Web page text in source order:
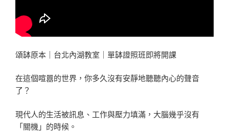
頌缽原本｜台北內湖教室｜單缽證照班即將開課
在這個喧囂的世界，你多久沒有安靜地聽聽內心的聲音
了？
現代人的生活被訊息、工作與壓力填滿，大腦幾乎沒有
「關機」的時候。